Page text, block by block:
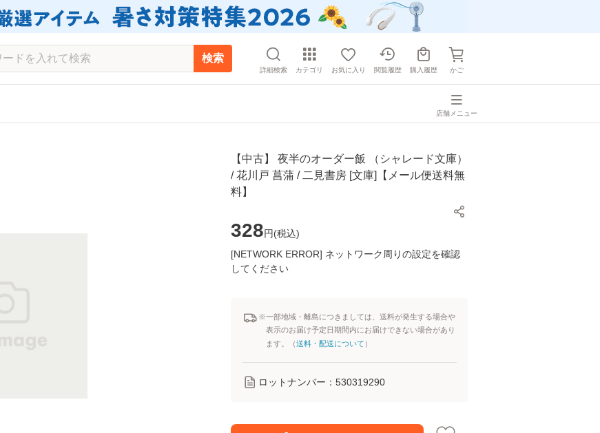
検索
詳細検索 カテゴリ お気に入り 閲覧履歴 購入履歴 かご
店舗メニュー
【中古】 夜半のオーダー飯 （シャレード文庫）
/ 花川戸 菖蒲 / 二見書房 [文庫]【メール便送料無
料】
328円(税込)
[NETWORK ERROR] ネットワーク周りの設定を確認
してください
※一部地域・離島につきましては、送料が発生する場合や
表示のお届け予定日期間内にお届けできない場合があり
ます。（送料・配送について ）
ロットナンバー： 530319290